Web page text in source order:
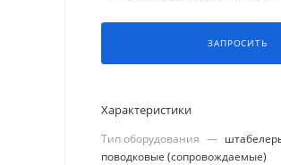
ЗАПРОСИТЬ
Характеристики
Тип оборудования —
поводковые (сопровождаемые)